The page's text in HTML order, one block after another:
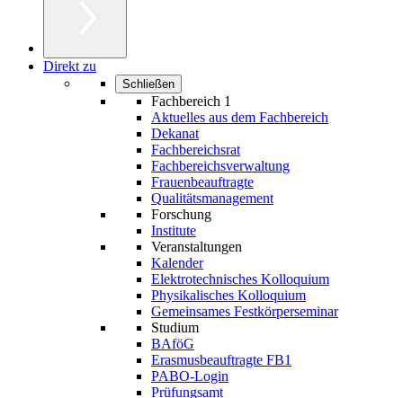
Direkt zu
Schließen
Fachbereich 1
Aktuelles aus dem Fachbereich
Dekanat
Fachbereichsrat
Fachbereichsverwaltung
Frauenbeauftragte
Qualitätsmanagement
Forschung
Institute
Veranstaltungen
Kalender
Elektrotechnisches Kolloquium
Physikalisches Kolloquium
Gemeinsames Festkörperseminar
Studium
BAföG
Erasmusbeauftragte FB1
PABO-Login
Prüfungsamt